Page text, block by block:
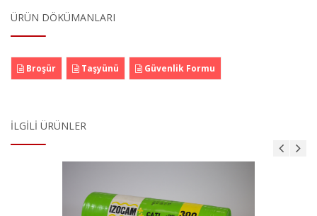
ÜRÜN DÖKÜMANLARI
Broşür Taşyünü Güvenlik Formu
İLGILI ÜRÜNLER
Çatı Şiltesi Tip 350